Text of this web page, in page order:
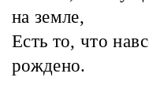
на земле,
Есть то, что
рождено.